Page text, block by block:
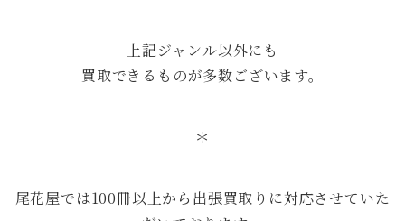
上記ジャンル以外にも
買取できるものが多数ございます。
＊
尾花屋では100冊以上から出張買取りに対応させていた